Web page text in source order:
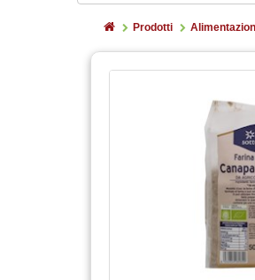
HomeProdotti